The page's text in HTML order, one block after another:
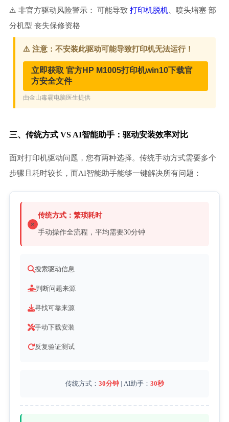
⚠️ 非官方驱动风险警示： 可能导致 打印机脱机、喷头堵塞 部
分机型 丧失保修资格
三、传统方式 VS AI智能助手：驱动安装效率对比
面对打印机驱动问题，您有两种选择。传统手动方式需要多个
步骤且耗时较长，而AI智能助手能够一键解决所有问题：
传统方式：繁琐耗时
手动操作全流程，平均需要30分钟
搜索驱动信息
判断问题来源
寻找可靠来源
手动下载安装
反复验证测试
传统方式： 30分钟| AI助手： 30秒